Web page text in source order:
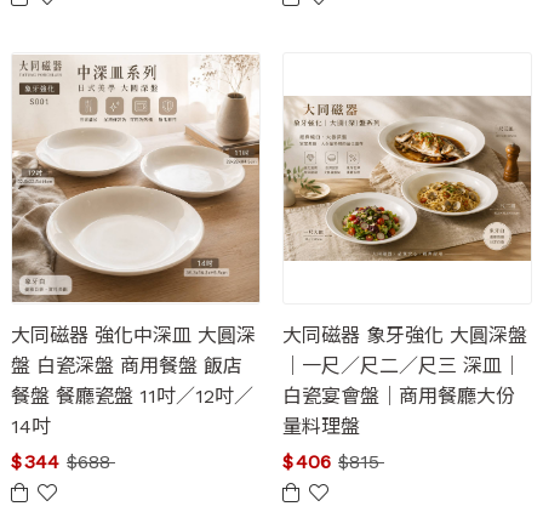
大同磁器 強化中深皿 大圓深
盤 白瓷深盤 商用餐盤 飯店
餐盤 餐廳瓷盤 11吋／12吋／
14吋
$688
$344
大同磁器 象牙強化 大圓深盤
｜一尺／尺二／尺三 深皿｜
白瓷宴會盤｜商用餐廳大份
量料理盤
$815
$406